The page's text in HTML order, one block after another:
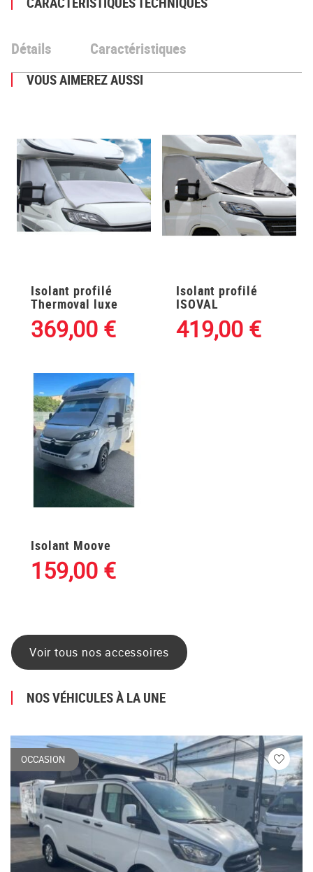
Détails Caractéristiques
VOUS AIMEREZ AUSSI
Isolant profilé
Thermoval luxe
369,00 €
Isolant profilé
ISOVAL
419,00 €
Isolant Moove
159,00 €
Voir tous nos accessoires
NOS VÉHICULES À LA UNE
OCCASION
Veuillez
vous